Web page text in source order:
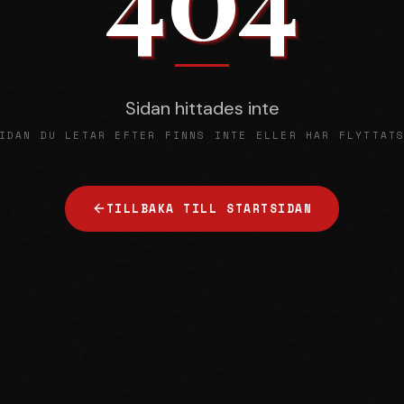
Sidan hittades inte
DU LETAR EFTER FINNS INTE ELLER HAR
TILLBAKA TILL STARTSIDAN